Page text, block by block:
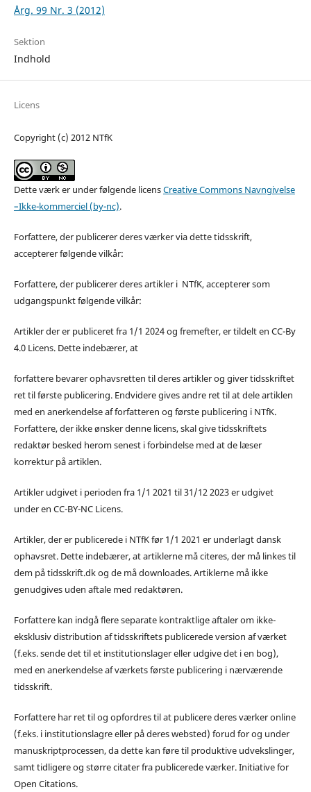
Årg. 99 Nr. 3 (2012)
Sektion
Indhold
Licens
Copyright (c) 2012 NTfK
Dette værk er under følgende licensCreative Commons Navngivelse
–Ikke-kommerciel (by-nc).
Forfattere, der publicerer deres værker via dette tidsskrift,
accepterer følgende vilkår:
Forfattere, der publicerer deres artikler i NTfK, accepterer som
udgangspunkt følgende vilkår:
Artikler der er publiceret fra 1/1 2024 og fremefter, er tildelt en CC-By
4.0 Licens. Dette indebærer, at
forfattere bevarer ophavsretten til deres artikler og giver tidsskriftet
ret til første publicering. Endvidere gives andre ret til at dele artiklen
med en anerkendelse af forfatteren og første publicering i NTfK.
Forfattere, der ikke ønsker denne licens, skal give tidsskriftets
redaktør besked herom senest i forbindelse med at de læser
korrektur på artiklen.
Artikler udgivet i perioden fra 1/1 2021 til 31/12 2023 er udgivet
under en CC-BY-NC Licens.
Artikler, der er publicerede i NTfK før 1/1 2021 er underlagt dansk
ophavsret. Dette indebærer, at artiklerne må citeres, der må linkes til
dem på tidsskrift.dk og de må downloades. Artiklerne må ikke
genudgives uden aftale med redaktøren.
Forfattere kan indgå flere separate kontraktlige aftaler om ikke-
eksklusiv distribution af tidsskriftets publicerede version af værket
(f.eks. sende det til et institutionslager eller udgive det i en bog),
med en anerkendelse af værkets første publicering i nærværende
tidsskrift.
Forfattere har ret til og opfordres til at publicere deres værker online
(f.eks. i institutionslagre eller på deres websted) forud for og under
manuskriptprocessen, da dette kan føre til produktive udvekslinger,
samt tidligere og større citater fra publicerede værker. Initiative for
Open Citations.